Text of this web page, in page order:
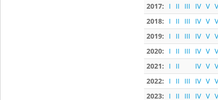
2017:
I II III IV V
2018:
I II III IV V
2019:
I II III IV V
2020:
I II III IV V
2021:
I II IV V
2022:
I II III IV V
2023:
I II III IV V